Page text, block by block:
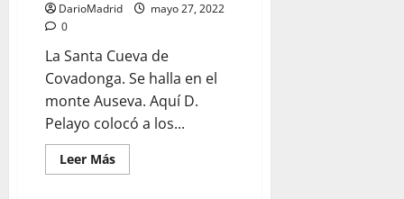
DarioMadrid
mayo 27, 2022
0
La Santa Cueva de
Covadonga. Se halla en el
monte Auseva. Aquí D.
Pelayo colocó a los...
Leer MásLeer
más